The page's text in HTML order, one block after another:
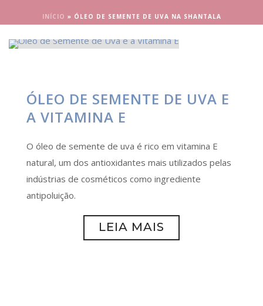
INÍCIO » ÓLEO DE SEMENTE DE UVA NA SHANTALA
ÓLEO DE SEMENTE DE UVA E
A VITAMINA E
O óleo de semente de uva é rico em vitamina E
natural, um dos antioxidantes mais utilizados pelas
indústrias de cosméticos como ingrediente
antipoluição.
LEIA MAIS